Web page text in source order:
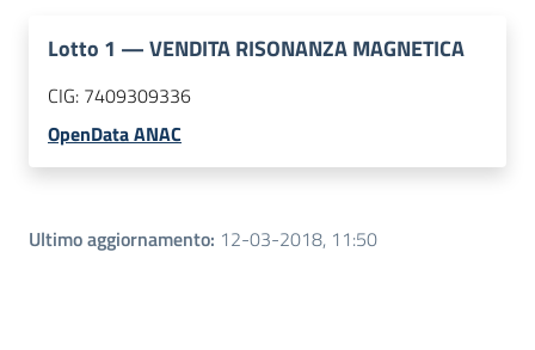
Lotto 1 —VENDITA RISONANZA MAGNETICA
CIG: 7409309336
OpenData ANAC
Ultimo aggiornamento: 12-03-2018, 11:50